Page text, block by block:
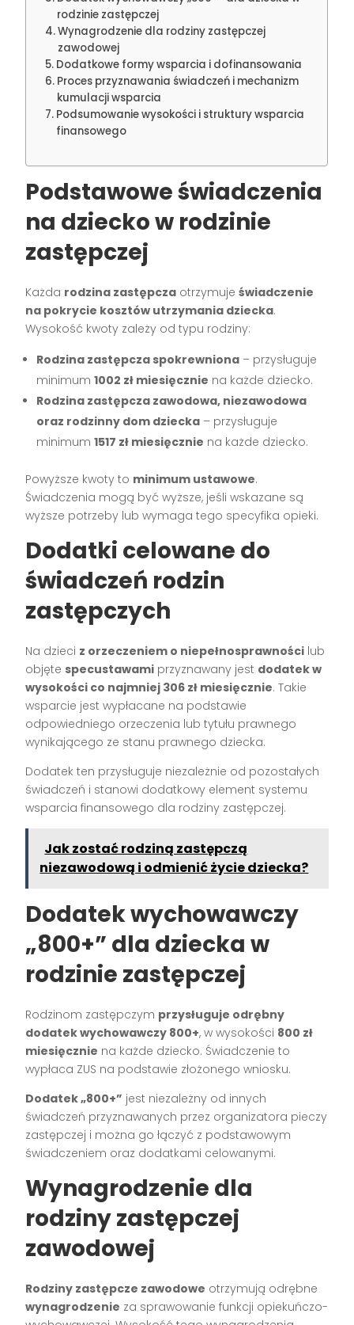
rodzinie zastępczej
Wynagrodzenie dla rodziny zastępczej
zawodowej
Dodatkowe formy wsparcia i dofinansowania
Proces przyznawania świadczeń i mechanizm
kumulacji wsparcia
Podsumowanie wysokości i struktury wsparcia
finansowego
Podstawowe świadczenia
na dziecko w rodzinie
zastępczej
Każda rodzina zastępcza otrzymujeświadczenie
na pokrycie kosztów utrzymania dziecka.
Wysokość kwoty zależy od typu rodziny:
Rodzina zastępcza spokrewniona – przysługuje
minimum1002 zł miesięcznie na każde dziecko.
Rodzina zastępcza zawodowa, niezawodowa
oraz rodzinny dom dziecka – przysługuje
minimum1517 zł miesięcznie na każde dziecko.
Powyższe kwoty to minimum ustawowe.
Świadczenia mogą być wyższe, jeśli wskazane są
wyższe potrzeby lub wymaga tego specyfika opieki.
Dodatki celowane do
świadczeń rodzin
zastępczych
Na dzieci z orzeczeniem o niepełnosprawności lub
objęte specustawami przyznawany jest dodatek w
wysokości co najmniej 306 zł miesięcznie. Takie
wsparcie jest wypłacane na podstawie
odpowiedniego orzeczenia lub tytułu prawnego
wynikającego ze stanu prawnego dziecka.
Dodatek ten przysługuje niezależnie od pozostałych
świadczeń i stanowi dodatkowy element systemu
wsparcia finansowego dla rodziny zastępczej.
Jak zostać rodziną zastępczą
niezawodową i odmienić życie dziecka?
Dodatek wychowawczy
„800+” dla dziecka w
rodzinie zastępczej
Rodzinom zastępczym przysługuje odrębny
dodatek wychowawczy 800+, w wysokości 800 zł
miesięcznie na każde dziecko. Świadczenie to
wypłaca ZUS na podstawie złożonego wniosku.
Dodatek „800+” jest niezależny od innych
świadczeń przyznawanych przez organizatora pieczy
zastępczej i można go łączyć z podstawowym
świadczeniem oraz dodatkami celowanymi.
Wynagrodzenie dla
rodziny zastępczej
zawodowej
Rodziny zastępcze zawodowe otrzymują odrębne
wynagrodzenie za sprawowanie funkcji opiekuńczo-